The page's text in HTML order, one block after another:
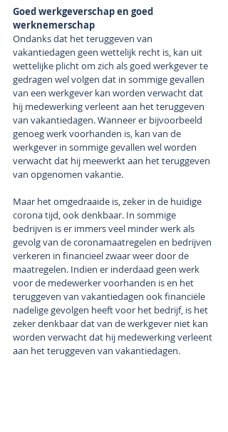
Goed werkgeverschap en goed
werknemerschap
Ondanks dat het teruggeven van
vakantiedagen geen wettelijk recht is, kan uit
wettelijke plicht om zich als goed werkgever te
gedragen wel volgen dat in sommige gevallen
van een werkgever kan worden verwacht dat
hij medewerking verleent aan het teruggeven
van vakantiedagen. Wanneer er bijvoorbeeld
genoeg werk voorhanden is, kan van de
werkgever in sommige gevallen wel worden
verwacht dat hij meewerkt aan het teruggeven
van opgenomen vakantie.
Maar het omgedraaide is, zeker in de huidige
corona tijd, ook denkbaar. In sommige
bedrijven is er immers veel minder werk als
gevolg van de coronamaatregelen en bedrijven
verkeren in financieel zwaar weer door de
maatregelen. Indien er inderdaad geen werk
voor de medewerker voorhanden is en het
teruggeven van vakantiedagen ook financiële
nadelige gevolgen heeft voor het bedrijf, is het
zeker denkbaar dat van de werkgever niet kan
worden verwacht dat hij medewerking verleent
aan het teruggeven van vakantiedagen.